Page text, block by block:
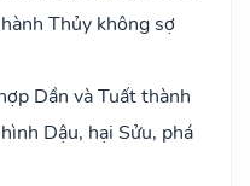
Thủy không sợ
Dần và Tuất thành
Dậu, hại Sửu, phá